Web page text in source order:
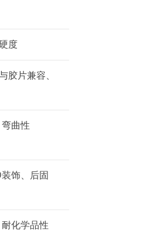
度
胶片兼容、
曲性
饰、后固
化学品性